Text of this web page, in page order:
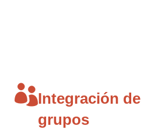
Integración de
grupos